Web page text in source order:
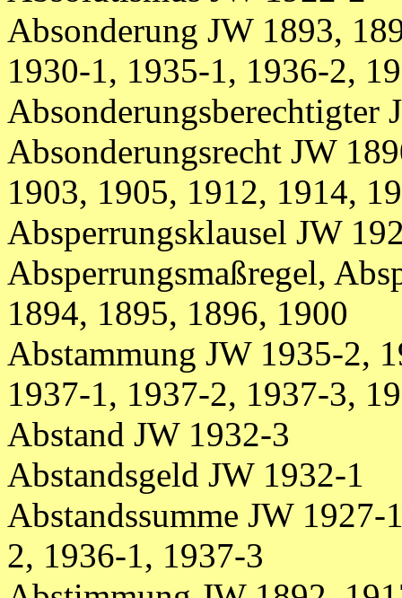
Absonderung JW 1893,
1930-1, 1935-1, 1936-2,
Absonderungsberechtigter
Absonderungsrecht JW
1903, 1905, 1912, 1914,
Absperrungsklausel JW
Absperrungsmaßregel,
1894, 1895, 1896, 1900
Abstammung JW 1935-2,
1937-1, 1937-2, 1937-3,
Abstand JW 1932-3
Abstandsgeld JW 1932-1
Abstandssumme JW
2, 1936-1, 1937-3